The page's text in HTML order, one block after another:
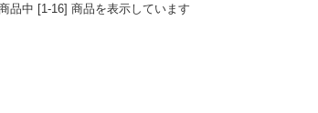
品中 [1-16] 商品を表示しています